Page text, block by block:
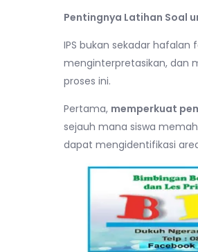
Pentingnya Latihan Soal
IPS bukan sekadar
menginterpretasikan, dan
proses ini.
Pertama, memperkuat
sejauh mana siswa
dapat mengidentifikasi